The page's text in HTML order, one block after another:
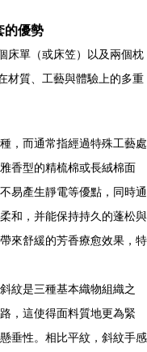
的優勢
床單（或床笠）以及兩個枕
材質、工藝與體驗上的多重
，而通常指經過特殊工藝處
香型的精梳棉或長絨棉面
易產生靜電等優點，同時通
和，并能保持持久的蓬松與
來舒緩的芳香療愈效果，特
紋是三種基本織物組織之
，這使得面料質地更為緊
垂性。相比平紋，斜紋手感